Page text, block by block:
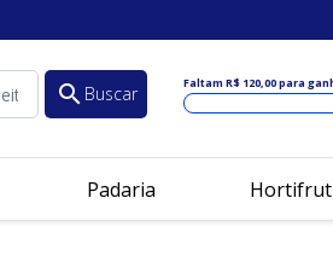
search Buscar Faltam R$ 120,00para
Padaria